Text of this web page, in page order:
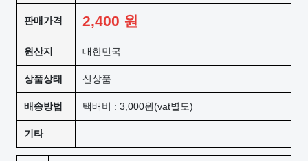
판매가격 2,400 원
원산지 대한민국
상품상태 신상품
배송방법 택배비 : 3,000원(vat별도)
기타